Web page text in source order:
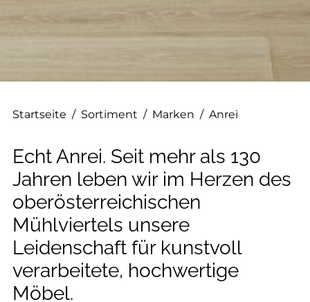
--
Startseite / Sortiment / Marken / Anrei
Echt Anrei. Seit mehr als 130
Jahren leben wir im Herzen des
oberösterreichischen
Mühlviertels unsere
Leidenschaft für kunstvoll
verarbeitete, hochwertige
Möbel.